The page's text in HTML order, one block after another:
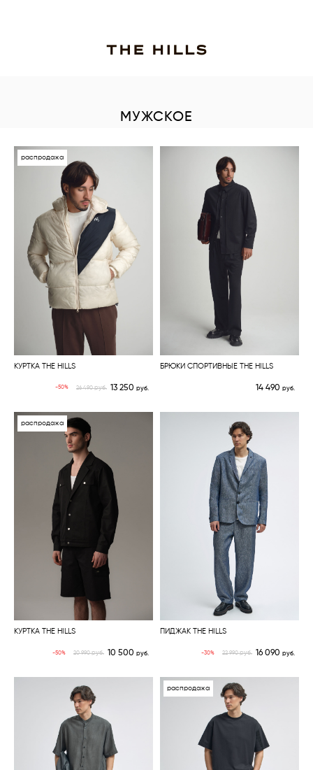
МУЖСКОЕ
распродажа
КУРТКА THE HILLS
-50% 26 490руб. 13 250 руб.
БРЮКИ СПОРТИВНЫЕ THE HILLS
14 490руб.
распродажа
КУРТКА THE HILLS
-50% 20 990руб. 10 500 руб.
ПИДЖАК THE HILLS
-30% 22 990руб. 16 090руб.
распродажа